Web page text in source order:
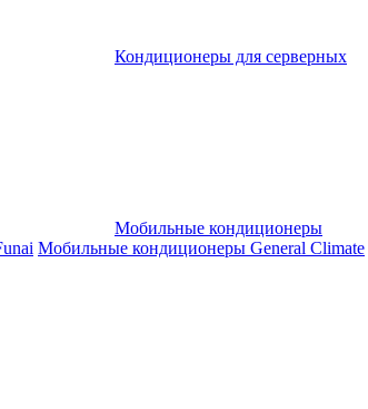
Кондиционеры для серверных
Мобильные кондиционеры
Мобильные кондиционеры General Climate